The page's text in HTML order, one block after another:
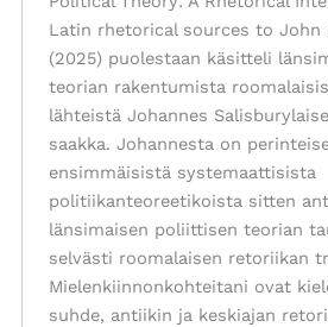
Latin rhetorical sources to John
(2025) puolestaan käsitteli
teorian rakentumista
lähteistä Johannes
saakka. Johannesta on
ensimmäisistä systemaattisista
politiikanteoreetikoista sitten
länsimaisen poliittisen teorian
selvästi roomalaisen retoriikan
Mielenkiinnonkohteitani ovat
suhde, antiikin ja keskiajan